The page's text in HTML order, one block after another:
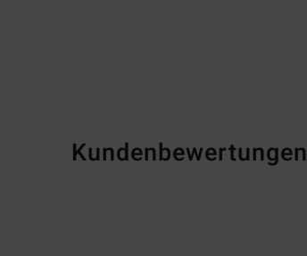
Kundenbewertungen